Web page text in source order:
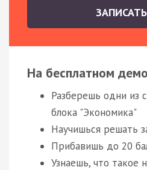
На бесплатном
Разберешь одни из
блока "Экономика"
Научишься решать
Прибавишь до 20
Узнаешь, что такое